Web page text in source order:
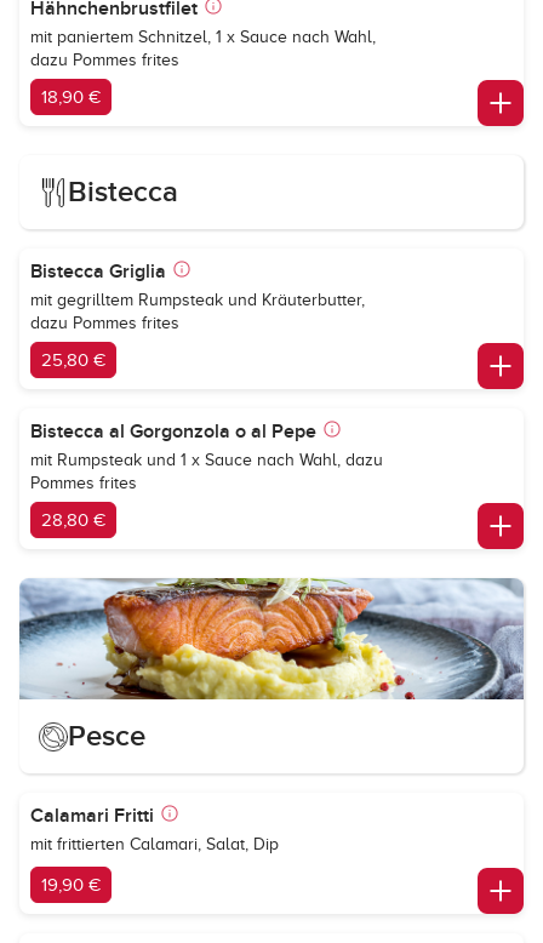
Hähnchenbrustfilet
mit paniertem Schnitzel, 1 x Sauce nach Wahl,
dazu Pommes frites
18,90 €
Bistecca
Bistecca Griglia
mit gegrilltem Rumpsteak und Kräuterbutter,
dazu Pommes frites
25,80 €
Bistecca al Gorgonzola o al Pepe
mit Rumpsteak und 1 x Sauce nach Wahl, dazu
Pommes frites
28,80 €
Pesce
Calamari Fritti
mit frittierten Calamari, Salat, Dip
19,90 €